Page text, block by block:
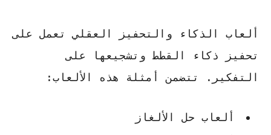
ألعاب الذكاء والتحفيز العقلي تعمل على
تحفيز ذكاء القطط وتشجيعها على
التفكير. تتضمن أمثلة هذه الألعاب:
ألعاب حل الألغاز